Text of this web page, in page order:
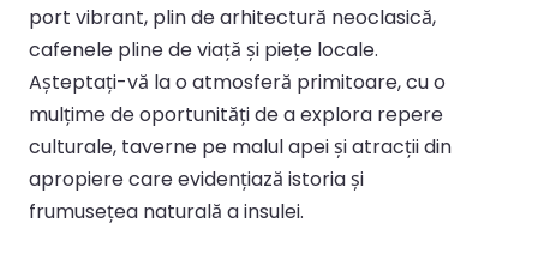
port vibrant, plin de arhitectură neoclasică,
cafenele pline de viață și piețe locale.
Așteptați-vă la o atmosferă primitoare, cu o
mulțime de oportunități de a explora repere
culturale, taverne pe malul apei și atracții din
apropiere care evidențiază istoria și
frumusețea naturală a insulei.